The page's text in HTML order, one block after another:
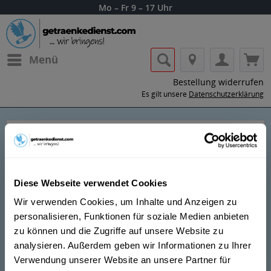
Diese Webseite verwendet Cookies
Wir verwenden Cookies, um Inhalte und Anzeigen zu
personalisieren, Funktionen für soziale Medien anbieten
zu können und die Zugriffe auf unsere Website zu
analysieren. Außerdem geben wir Informationen zu Ihrer
Verwendung unserer Website an unsere Partner für
Mo – Fr 9 – 17 Uhr
Menü
Bestellung widerrufen
Es gilt unsere Datenschutzerklärung
Louis Roederer
Lass dir die Getränke von Louis Roederer
nach Hause oder ins Büro liefern.